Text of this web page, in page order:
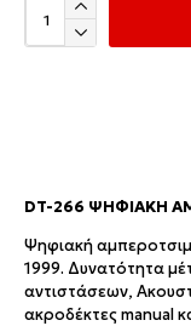
DT-266 ΨΗΦΙΑΚΉ
Ψηφιακή
1999. Δυνατότητα
αντιστάσεων,
ακροδέκτες manual